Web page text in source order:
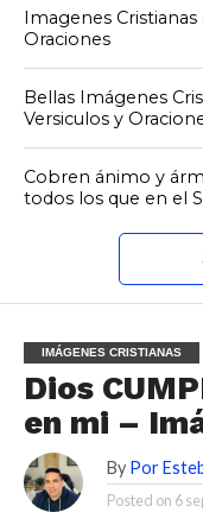
Imagenes Cristianas
Oraciones
Bellas Imágenes
Versiculos y
Cobren ánimo y
todos los que en el
IMÁGENES CRISTIANAS
Dios
en mi –
By Por
Posted on 6